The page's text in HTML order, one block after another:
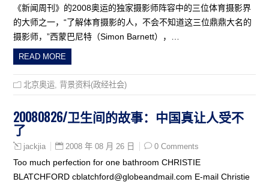
《新闻周刊》的2008奥运的独家摄影师阵容中的三位体育摄影界
的大师之一，“了解体育摄影的人，不会不知道这三位鼎鼎大名的
摄影师，”西蒙巴尼特（Simon Barnett），…
READ MORE
北京奥运 背景资料(政经社会)
20080826/卫生间的故事：中国真让人受不
了
jackjia 2008 年 08 月 26 日 0 Comments
Too much perfection for one bathroom CHRISTIE
BLATCHFORDcblatchford@globeandmail.com E-mail Christie